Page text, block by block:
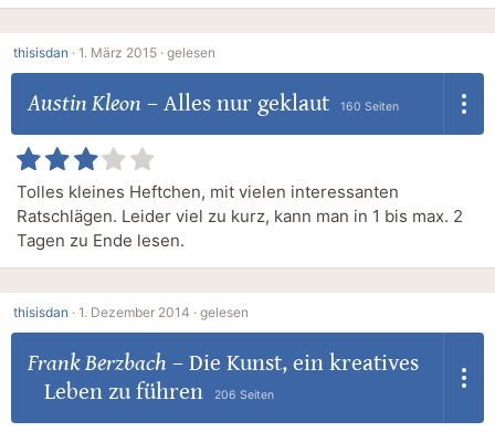
thisisdan · 1. März 2015 · gelesen
Austin Kleon – Alles nur geklaut 160 Seiten
Tolles kleines Heftchen, mit vielen interessanten
Ratschlägen. Leider viel zu kurz, kann man in 1 bis max. 2
Tagen zu Ende lesen.
thisisdan · 1. Dezember 2014 · gelesen
Frank Berzbach – Die Kunst, ein kreatives
Leben zu führen
206 Seiten